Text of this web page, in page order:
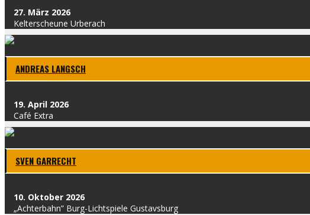
27. März 2026
Kel­t­erscheu­ne Urber­ach
ANDRE­AS LANG­SCH
19. April 2026
Café Extra
SVEN GAR­RECHT
10. Okto­ber 2026
„Ach­ter­bahn” Burg-Licht­spie­le Gus­tavs­burg